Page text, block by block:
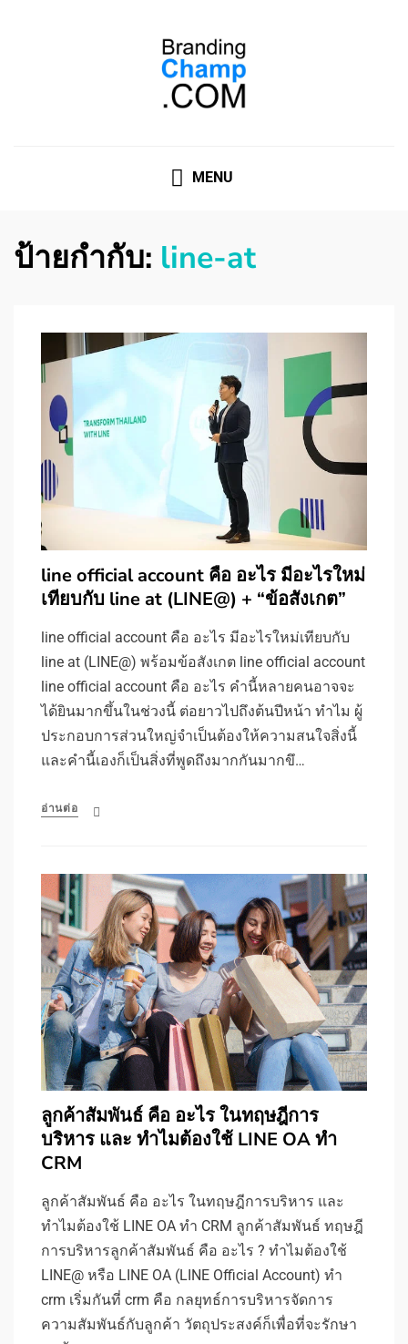
MENU
ป้ายกำกับ: line-at
line official account คือ อะไร มีอะไรใหม่
เทียบกับ line at (LINE@) + “ข้อสังเกต”
line official account คือ อะไร มีอะไรใหม่เทียบกับ
line at (LINE@) พร้อมข้อสังเกต line official account
line official account คือ อะไร คำนี้หลายคนอาจจะ
ได้ยินมากขึ้นในช่วงนี้ ต่อยาวไปถึงต้นปีหน้า ทำไม ผู้
ประกอบการส่วนใหญ่จำเป็นต้องให้ความสนใจสิ่งนี้
และคำนี้เองก็เป็นสิ่งที่พูดถึงมากกันมากขึ…
อ่านต่อ
ลูกค้าสัมพันธ์ คือ อะไร ในทฤษฎีการ
บริหาร และ ทำไมต้องใช้ LINE OA ทำ
CRM
ลูกค้าสัมพันธ์ คือ อะไร ในทฤษฎีการบริหาร และ
ทำไมต้องใช้ LINE OA ทำ CRM ลูกค้าสัมพันธ์ ทฤษฎี
การบริหารลูกค้าสัมพันธ์ คือ อะไร ? ทำไมต้องใช้
LINE@ หรือ LINE OA (LINE Official Account) ทำ
crm เริ่มกันที่ crm คือ กลยุทธ์การบริหารจัดการ
ความสัมพันธ์กับลูกค้า วัตถุประสงค์ก็เพื่อที่จะรักษา